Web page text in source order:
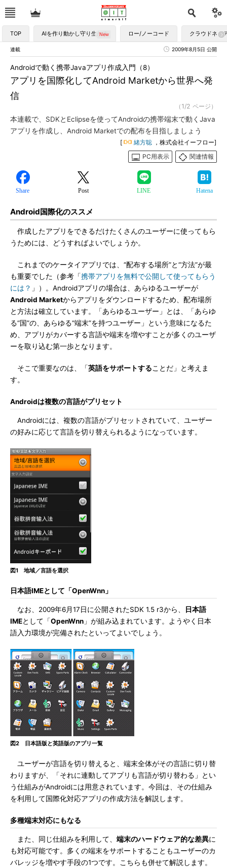
TOP AIを作り動かし守り生かす ロー/ノーコード クラウドネイ
連載 2009年8月5日 公開
アプリを国際化してAndroid Marketから世界へ発
信
Androidで動く携帯Javaアプリ作成入門（8）
（1/2 ページ）
本連載で、SDKとEclipseを使ってAndroidの携帯端末で動くJava
アプリを作成し、Android Marketでの配布を目指しましょう
[ 緒方聡 ，株式会社イーフロー]
PC用表示
関連情報
Share Post LINE Hatena
Android国際化のススメ
作成したアプリをできるだけたくさんのユーザーに使ってもら
うためには、どうすればよいでしょうか。
これまでのケータイアプリでは、“配布する場所”と“方法”が最
も重要でした（参考「携帯アプリを無料で公開して使ってもらう
には？ 」）。Androidアプリの場合は、あらゆるユーザーが
Android Marketからアプリをダウンロードするため、配布場所
と方法は確立しています。「あらゆるユーザー」とは、「あらゆ
る“国”の、あらゆる“端末”を持つユーザー」という意味になるた
め、アプリがカバーする言語や端末を増やすことが多くのユーザ
ーを取り込む第一歩となります。
そこで重要なのは、「英語をサポートすることだ」と考えま
す。
Androidは複数の言語がプリセット
Androidには、複数の言語がプリセットされていて、ユーザー
の好みに応じて言語を切り替えられるようになっています。
図1 地域／言語を選択
日本語IMEとして「OpenWnn」
なお、2009年6月17日に公開されたSDK 1.5 r3から、
日本語
IMEとして「OpenWnn 」が組み込まれています。ようやく日本
語入力環境が完備されたといってよいでしょう。
図2 日本語版と英語版のアプリ一覧
ユーザーが言語を切り替えると、端末全体がその言語に切り替
わりますが、「それに連動してアプリも言語が切り替わる」とい
う仕組みがAndroidには用意されています。今回は、その仕組み
を利用して国際化対応アプリの作成方法を解説します。
多種端末対応にもなる
また、同じ仕組みを利用して、 端末のハードウェア的な差異に
も対応可能です。多くの端末をサポートすることもユーザーのカ
バレッジを増やす手段の1つです。こちらも併せて解説します。